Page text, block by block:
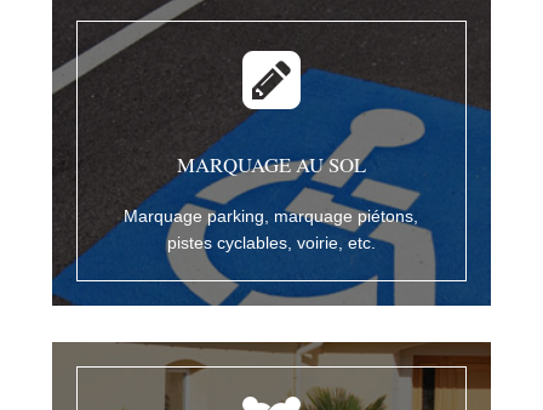
MARQUAGE AU SOL
Marquage parking, marquage piétons,
pistes cyclables, voirie, etc.